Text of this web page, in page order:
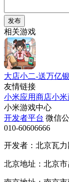
发布
相关游戏
大店小二-送万亿
友情链接
小米应用商店小
小米游戏中心
开发者平台 微信
010-60606666
开发者：北京瓦
北京地址：北京